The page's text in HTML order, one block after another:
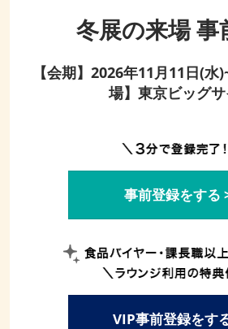
冬展の来場 事
【会期】2026年11月11日(
場】東京ビッグサ
事前登録をする
VIP事前登録をす